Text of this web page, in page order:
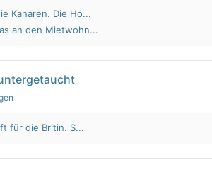
Kanaren. Die Ho...
an den Mietwohn...
für die Britin. S...